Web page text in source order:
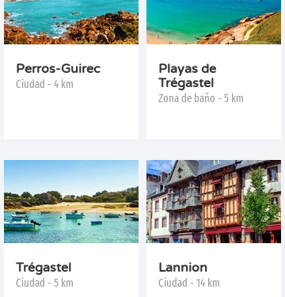
Perros-Guirec
Ciudad - 4 km
Playas de
Trégastel
Zona de baño - 5 km
Trégastel
Ciudad - 5 km
Lannion
Ciudad - 14 km